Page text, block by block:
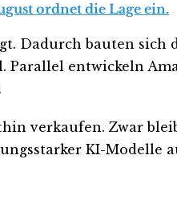
ordnet die Lage ein.
Dadurch bauten sich
entwickeln
verkaufen. Zwar
KI-Modelle